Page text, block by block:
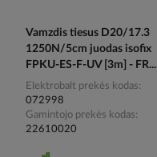
Vamzdis tiesus D20/17.3
1250N/5cm juodas isofix
FPKU-ES-F-UV [3m] - FR...
Elektrobalt prekės kodas
072998
Gamintojo prekės kodas
22610020